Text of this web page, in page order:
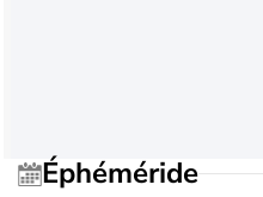
Éphéméride